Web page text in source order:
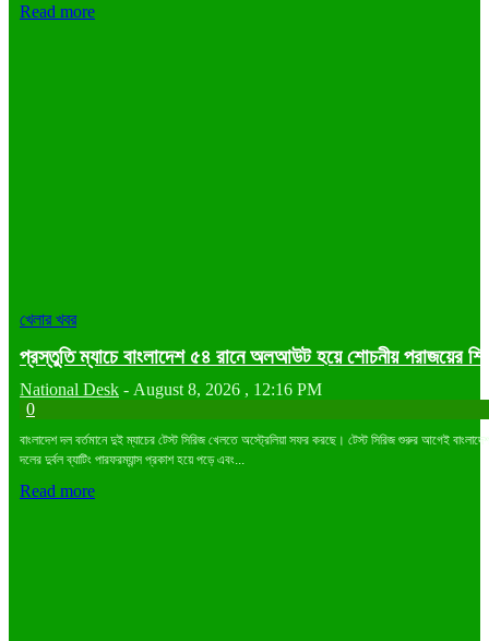
Read more
খেলার খবর
প্রস্তুতি ম্যাচে বাংলাদেশ ৫৪ রানে অলআউট হয়ে শোচনীয় পরাজয়ের
National Desk - August 8, 2026 , 12:16 PM
0
বাংলাদেশ দল বর্তমানে দুই ম্যাচের টেস্ট সিরিজ খেলতে অস্ট্রেলিয়া সফর করছে। টেস্ট সিরিজ শুরুর আগেই বাংলাদেশ
দলের দুর্বল ব্যাটিং পারফরম্যান্স প্রকাশ হয়ে পড়ে এবং...
Read more